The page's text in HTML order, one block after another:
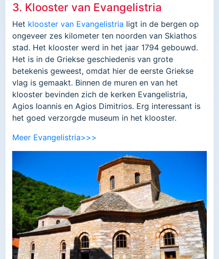
3. Klooster van Evangelistria
Het klooster van Evangelistria ligt in de bergen op
ongeveer zes kilometer ten noorden van Skiathos
stad. Het klooster werd in het jaar 1794 gebouwd.
Het is in de Griekse geschiedenis van grote
betekenis geweest, omdat hier de eerste Griekse
vlag is gemaakt. Binnen de muren en van het
klooster bevinden zich de kerken Evangelistria,
Agios Ioannis en Agios Dimitrios. Erg interessant is
het goed verzorgde museum in het klooster.
Meer Evangelistria>>>